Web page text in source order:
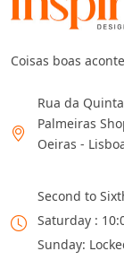
Coisas boas
Rua da
Palmeiras
Oeiras -
Second to
Saturday :
Sunday: